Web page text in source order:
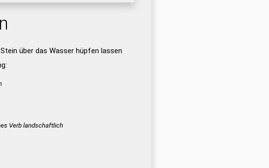
über das Wasser hüpfen lassen
Verb landschaftlich